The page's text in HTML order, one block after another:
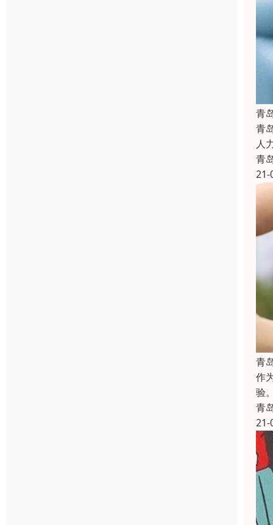
青
青
人
青
21-
青
作
验
青
21-